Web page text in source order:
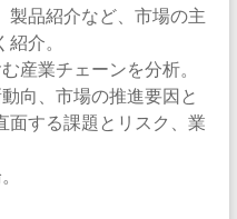
製品紹介など、市場の主
介。
産業チェーンを分析。
向、市場の推進要因と
面する課題とリスク、業